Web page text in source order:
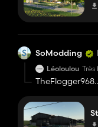
SoModding
Léoloulou
Une
TheFlogger968